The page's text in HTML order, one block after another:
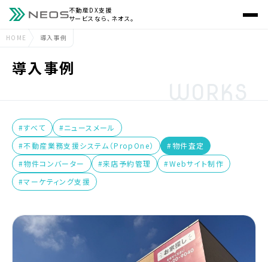
不動産DX支援
サービスなら、ネオス。
HOME 導入事例
導入事例
#すべて
#ニュースメール
#不動産業務支援システム（PropOne）
#物件査定
#物件コンバーター
#来店予約管理
#Webサイト制作
#マーケティング支援